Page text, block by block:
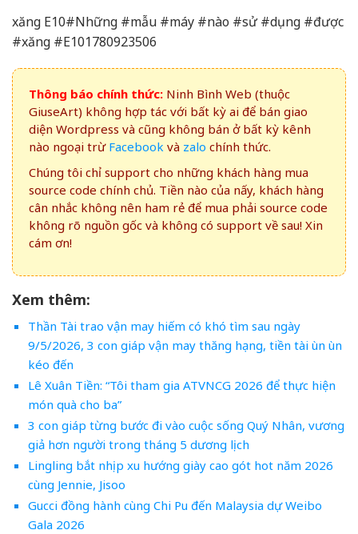
xăng E10#Những #mẫu #máy #nào #sử #dụng #được
#xăng #E101780923506
Thông báo chính thức: Ninh Bình Web (thuộc
GiuseArt) không hợp tác với bất kỳ ai để bán giao
diện Wordpress và cũng không bán ở bất kỳ kênh
nào ngoại trừ Facebook và zalo chính thức.
Chúng tôi chỉ support cho những khách hàng mua
source code chính chủ. Tiền nào của nấy, khách hàng
cân nhắc không nên ham rẻ để mua phải source code
không rõ nguồn gốc và không có support về sau! Xin
cám ơn!
Xem thêm:
Thần Tài trao vận may hiếm có khó tìm sau ngày
9/5/2026, 3 con giáp vận may thăng hạng, tiền tài ùn ùn
kéo đến
Lê Xuân Tiền: “Tôi tham gia ATVNCG 2026 để thực hiện
món quà cho ba”
3 con giáp từng bước đi vào cuộc sống Quý Nhân, vương
giả hơn người trong tháng 5 dương lịch
Lingling bắt nhịp xu hướng giày cao gót hot năm 2026
cùng Jennie, Jisoo
Gucci đồng hành cùng Chi Pu đến Malaysia dự Weibo
Gala 2026